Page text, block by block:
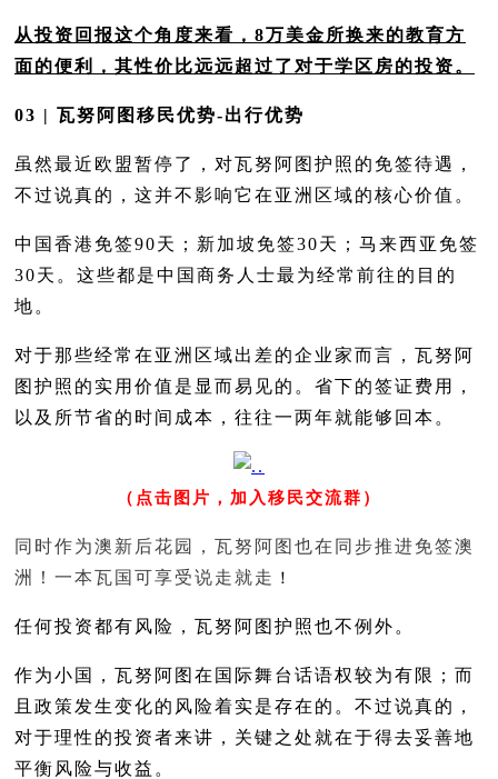
从投资回报这个角度来看，8万美金所换来的教育方
面的便利，其性价比远远超过了对于学区房的投资。
03 | 瓦努阿图移民优势-出行优势
虽然最近欧盟暂停了，对瓦努阿图护照的免签待遇，
不过说真的，这并不影响它在亚洲区域的核心价值。
中国香港免签90天；新加坡免签30天；马来西亚免签
30天。这些都是中国商务人士最为经常前往的目的
地。
对于那些经常在亚洲区域出差的企业家而言，瓦努阿
图护照的实用价值是显而易见的。省下的签证费用，
以及所节省的时间成本，往往一两年就能够回本。
（点击图片，加入移民交流群）
同时作为澳新后花园，瓦努阿图也在同步推进免签澳
洲！一本瓦国可享受说走就走 ！
任何投资都有风险，瓦努阿图护照也不例外。
作为小国，瓦努阿图在国际舞台话语权较为有限；而
且政策发生变化的风险着实是存在的。不过说真的，
对于理性的投资者来讲，关键之处就在于得去妥善地
平衡风险与收益。